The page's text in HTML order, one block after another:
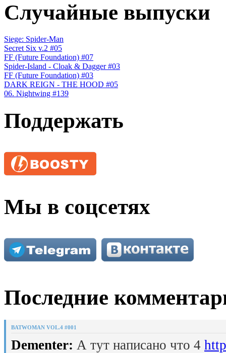
Случайные выпуски
Siege: Spider-Man
Secret Six v.2 #05
FF (Future Foundation) #07
Spider-Island - Cloak & Dagger #03
FF (Future Foundation) #03
DARK REIGN - THE HOOD #05
06. Nightwing #139
Поддержать
Мы в соцсетях
Последние
BATWOMAN VOL.4 #001
Dementer: А тут написано что 4